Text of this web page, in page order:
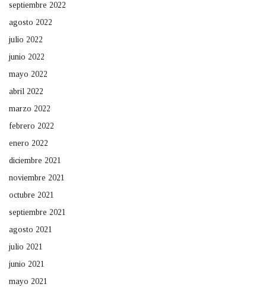
septiembre 2022
agosto 2022
julio 2022
junio 2022
mayo 2022
abril 2022
marzo 2022
febrero 2022
enero 2022
diciembre 2021
noviembre 2021
octubre 2021
septiembre 2021
agosto 2021
julio 2021
junio 2021
mayo 2021